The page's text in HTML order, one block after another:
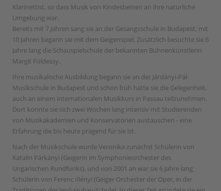
Klarinettist, so dass Musik von Kindesbeinen an ihre natürliche
Umgebung war.
Bereits mit 7 Jahren sang sie an der Gesangsschule in Budapest, mit
10 Jahren begann sie mit dem Geigenspiel. Zusätzlich besuchte sie 6
Jahre lang die Schauspielschule der bekannten Bühnenkünstlerin
Margit Földessy.
Ihre musikalische Ausbildung begann sie an der Járdányi-Pál-
Musikschule in Budapest und schon früh hatte sie die Gelegenheit,
auch an einem internationalen Musikkurs in Passau teilzunehmen.
Dort konnte sie sich zwei Wochen lang intensiv mit Studierenden
von Musikakademien und Konservatorien austauschen - eine
Erfahrung die bis heute prägend für sie ist.
Nach der Musikschule wurde Veronika zunächst Schülerin von
Katalin Párkányi (Geigerin im Symphonieorchester des
Ungarischen Rundfunks), und von 2001 an war sie 6 Jahre lang
Schülerin von Ferenc Illényi (Geiger Orchester der Oper, in der